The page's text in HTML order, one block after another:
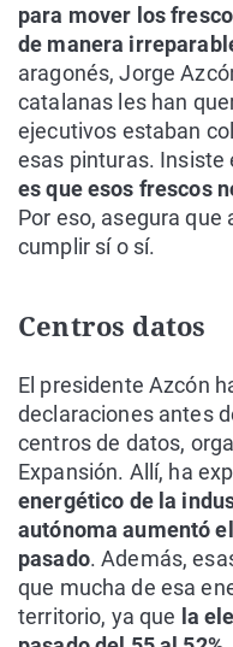
para mover los
de manera
aragonés, Jorge
catalanas les han
ejecutivos estaban
esas pinturas. Insiste
es que esos frescos
Por eso, asegura que
cumplir sí o sí.
Centros datos
El presidente Azcón
declaraciones antes
centros de datos,
Expansión. Allí, ha
energético de la
autónoma aumentó
pasado. Además,
que mucha de esa
territorio, ya que la